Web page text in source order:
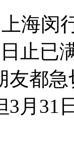
海
止已
友都
3月31